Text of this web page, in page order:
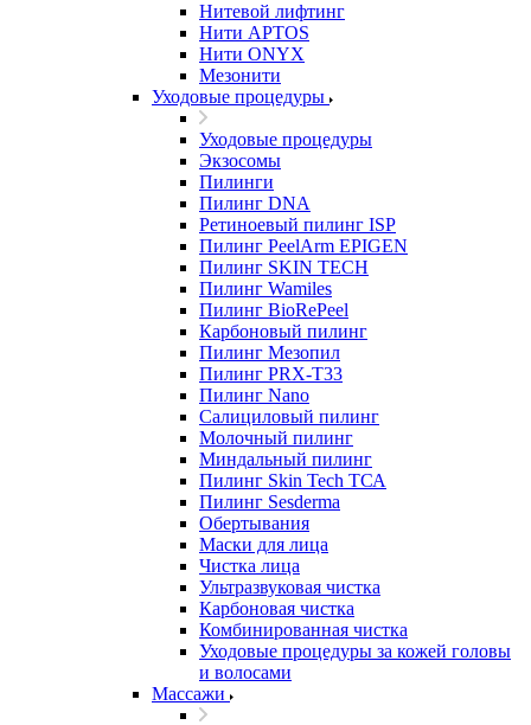
Нитевой лифтинг
Нити APTOS
Нити ONYX
Мезонити
Уходовые процедуры
Уходовые процедуры
Экзосомы
Пилинги
Пилинг DNA
Ретиноевый пилинг ISP
Пилинг PeelArm EPIGEN
Пилинг SKIN TECH
Пилинг Wamiles
Пилинг BioRePeel
Карбоновый пилинг
Пилинг Мезопил
Пилинг PRX-T33
Пилинг Nano
Салициловый пилинг
Молочный пилинг
Миндальный пилинг
Пилинг Skin Tech ТСА
Пилинг Sesderma
Обертывания
Маски для лица
Чистка лица
Ультразвуковая чистка
Карбоновая чистка
Комбинированная чистка
Уходовые процедуры за кожей головы
и волосами
Массажи